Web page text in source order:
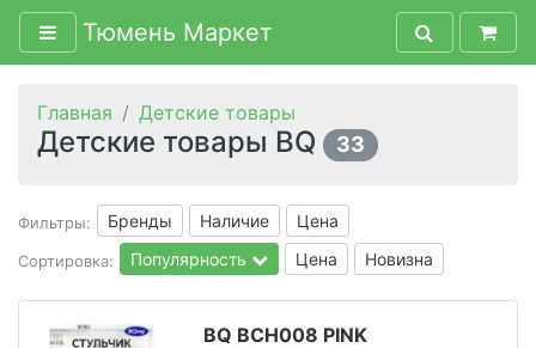
Тюмень Маркет
Главная Детские товары
Детские товары BQ 33
Фильтры: Бренды Наличие Цена
Сортировка: Популярность Цена Новизна
BQ BCH008 PINK